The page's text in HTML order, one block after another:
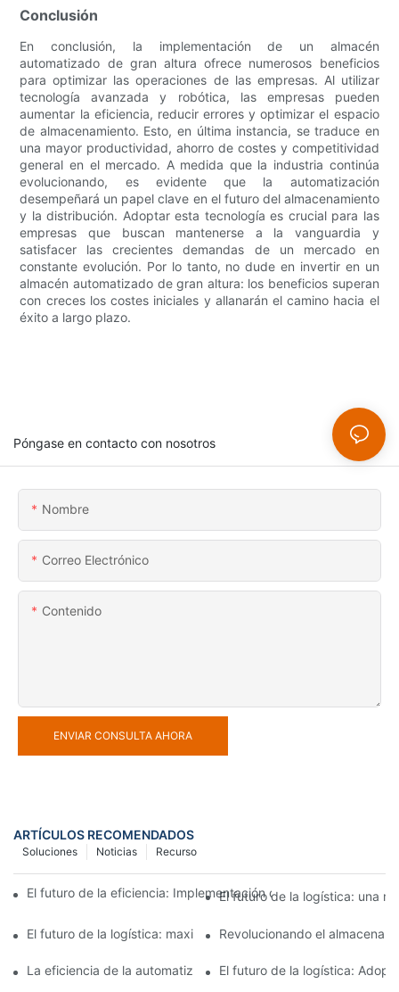
Conclusión
En conclusión, la implementación de un almacén
automatizado de gran altura ofrece numerosos beneficios
para optimizar las operaciones de las empresas. Al utilizar
tecnología avanzada y robótica, las empresas pueden
aumentar la eficiencia, reducir errores y optimizar el espacio
de almacenamiento. Esto, en última instancia, se traduce en
una mayor productividad, ahorro de costes y competitividad
general en el mercado. A medida que la industria continúa
evolucionando, es evidente que la automatización
desempeñará un papel clave en el futuro del almacenamiento
y la distribución. Adoptar esta tecnología es crucial para las
empresas que buscan mantenerse a la vanguardia y
satisfacer las crecientes demandas de un mercado en
constante evolución. Por lo tanto, no dude en invertir en un
almacén automatizado de gran altura: los beneficios superan
con creces los costes iniciales y allanarán el camino hacia el
éxito a largo plazo.
Póngase en contacto con nosotros
Nombre
Correo Electrónico
Contenido
ENVIAR CONSULTA AHORA
ARTÍCULOS RECOMENDADOS
Recurso
Noticias
Soluciones
El futuro de la eficiencia: Implementación de equipos de
El futuro de la logística: una
El futuro de la logística: maximizar la eficiencia con un sistema
Revolucionando el
La eficiencia de la automatización: controle las operaciones de
El futuro de la logística: